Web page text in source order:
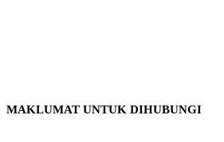
MAKLUMAT UNTUK DIHUBUNGI